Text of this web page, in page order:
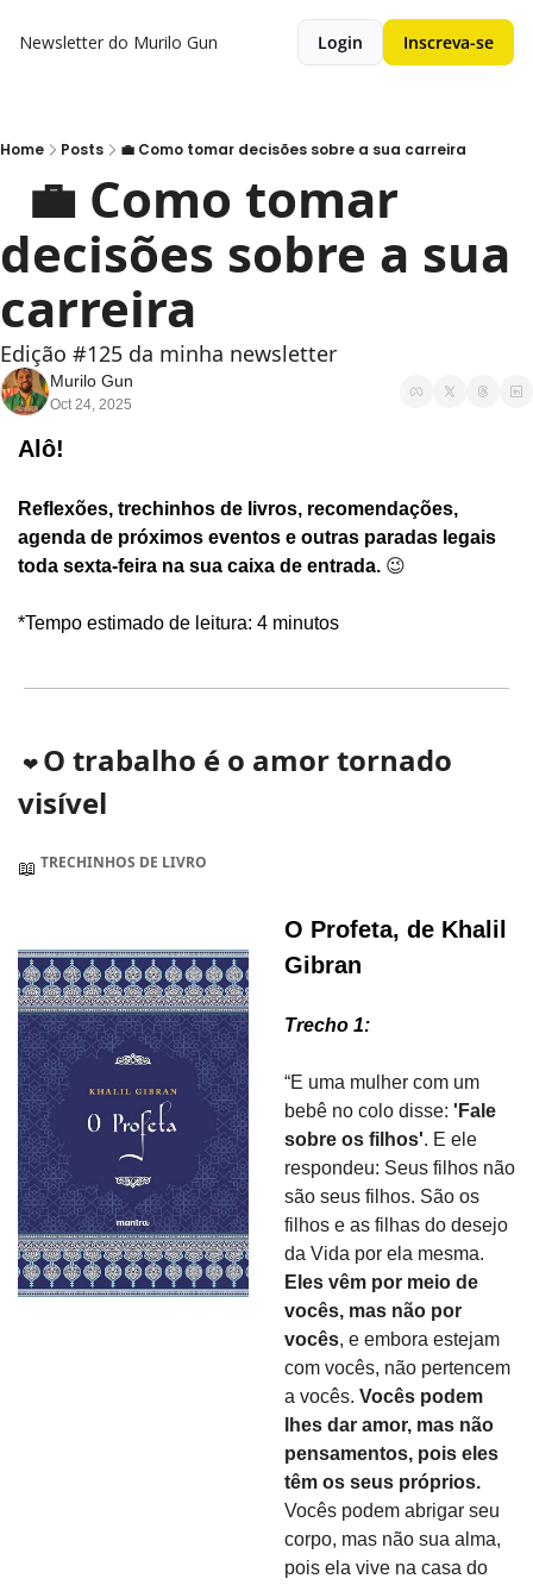
Newsletter do Murilo Gun Login Inscreva-se
Home Posts 💼 Como tomar decisões sobre a sua carreira
decisões sobre a sua
carreira
Edição #125 da minha newsletter
Murilo Gun
Oct 24, 2025
Alô!
Reflexões, trechinhos de livros, recomendações,
agenda de próximos eventos e outras paradas legais
toda sexta-feira na sua caixa de entrada. 😉
*Tempo estimado de leitura: 4 minutos
❤ O trabalho é o amor tornado
visível
📖 TRECHINHOS DE LIVRO
O Profeta, de Khalil
Gibran
Trecho 1:
“E uma mulher com um
bebê no colo disse: 'Fale
sobre os filhos'. E ele
respondeu: Seus filhos não
são seus filhos. São os
filhos e as filhas do desejo
Eles vêm por meio de
vocês, mas não por
vocês, e embora estejam
com vocês, não pertencem
a vocês. Vocês podem
lhes dar amor, mas não
pensamentos, pois eles
Vocês podem abrigar seu
corpo, mas não sua alma,
pois ela vive na casa do